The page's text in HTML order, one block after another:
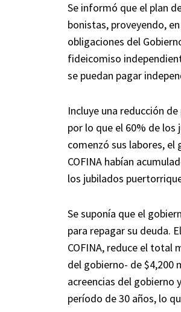
Se informó que el plan
bonistas, proveyendo,
obligaciones del
fideicomiso
se puedan pagar
Incluye una reducción
por lo que el 60% de
comenzó sus labores, el
COFINA habían
los jubilados
Se suponía que el
para repagar su deuda.
COFINA, reduce el total
del gobierno- de $4,200
acreencias del gobierno
período de 30 años, lo